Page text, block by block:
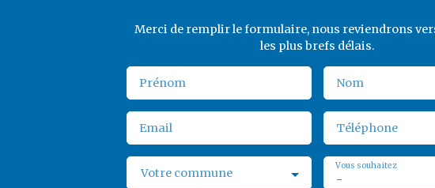
Merci de remplir le formulaire, nous reviendrons
les plus brefs délais.
Prénom Nom
Email Téléphone
Votre commune -
Vous souhaitez